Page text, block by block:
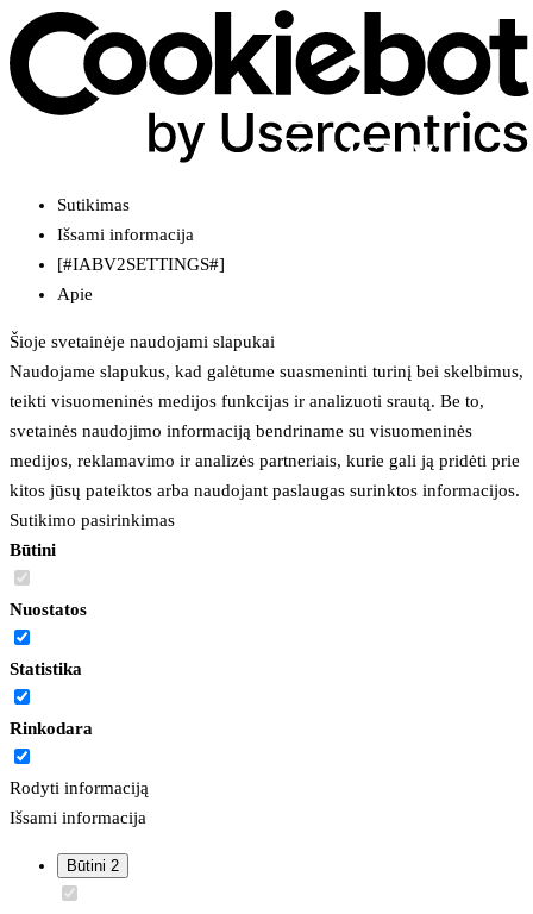
Sutikimas
Išsami informacija
[#IABV2SETTINGS#]
Apie
Šioje svetainėje naudojami slapukai
Naudojame slapukus, kad galėtume suasmeninti turinį bei skelbimus,
teikti visuomeninės medijos funkcijas ir analizuoti srautą. Be to,
svetainės naudojimo informaciją bendriname su visuomeninės
medijos, reklamavimo ir analizės partneriais, kurie gali ją pridėti prie
kitos jūsų pateiktos arba naudojant paslaugas surinktos informacijos.
Sutikimo pasirinkimas
Būtini
Nuostatos
Statistika
Rinkodara
Rodyti informaciją
Išsami informacija
Būtini 2